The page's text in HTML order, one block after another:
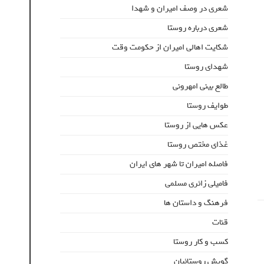
شعری در وصف امیران و شهدا
شعری درباره روستا
شکایت اهالی امیران از حکومت وقت
شهدای روستا
طالع بینی امهرونی
طوایف روستا
عکس هایی از روستا
غذای مختص روستا
فاصله امیران تا شهر های ایران
فامیلی زائری مسلمی
فرهنگ و داستان ها
قنات
کسب و کار روستا
گویش روستائیان